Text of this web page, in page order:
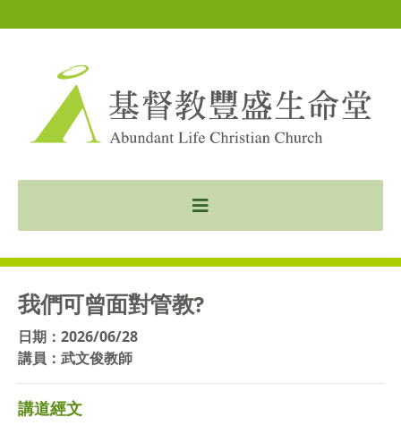
我們可曾面對管教?
日期：2026/06/28
講員：武文俊教師
講道經文